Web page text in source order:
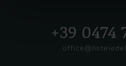
+39 0474